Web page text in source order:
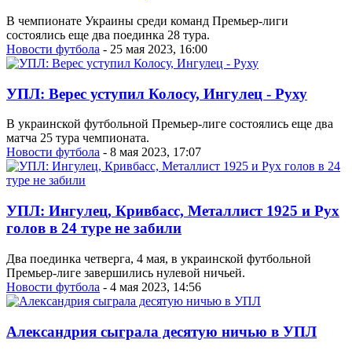
В чемпионате Украины среди команд Премьер-лиги
состоялись еще два поединка 28 тура.
Новости футбола - 25 мая 2023, 16:00
УПЛ: Верес уступил Колосу, Ингулец - Руху
В украинской футбольной Премьер-лиге состоялись еще два
матча 25 тура чемпионата.
Новости футбола - 8 мая 2023, 17:07
УПЛ: Ингулец, Кривбасс, Металлист 1925 и Рух
голов в 24 туре не забили
Два поединка четверга, 4 мая, в украинской футбольной
Премьер-лиге завершились нулевой ничьей.
Новости футбола - 4 мая 2023, 14:56
Александрия сыграла десятую ничью в УПЛ